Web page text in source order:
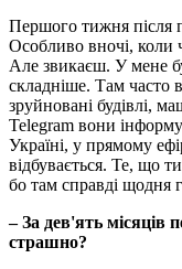
Першого тижня після
Особливо вночі,
Але звикаєш. У мене
складніше. Там часто
зруйновані будівлі,
Telegram вони
Україні, у прямому
відбувається. Те, що
бо там справді щодня
– За дев'ять місяців
страшно?